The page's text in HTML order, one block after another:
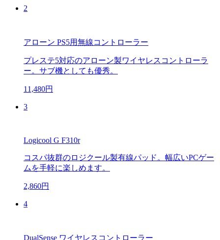
2
アローン PS5用無線コントローラー
プレステ5対応のアローン製ワイヤレスコントローラ
ー。サブ機としても優秀。
11,480円
3
Logicool G F310r
コスパ抜群のロジクール製有線パッド。幅広いPCゲー
ムを手軽に楽しめます。
2,860円
4
DualSense ワイヤレスコントローラー